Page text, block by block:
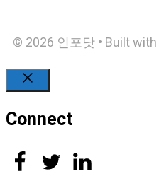
© 2026 인포닷• Built with
Connect